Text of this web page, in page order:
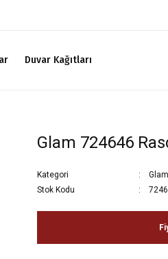
Duvar Kağıtları
Glam 724646
Kategori Glam
Stok Kodu